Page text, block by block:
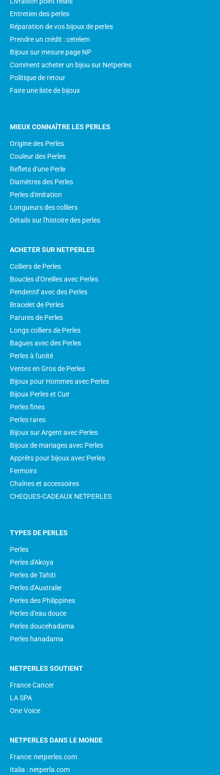
Entretien des perles
Réparation de vos bijoux de perles
Prendre un crédit : cetelem
Bijoux sur mesure page NP
Comment acheter un bijou sur Netperles
Politique de retour
Faire une liste de bijoux
MIEUX CONNAÎTRE LES PERLES
Origine des Perles
Couleur des Perles
Reflets d'une Perle
Diamètres des Perles
Perles d'imitation
Longueurs des colliers
Détails sur l'histoire des perles
ACHETER SUR NETPERLES
Colliers de Perles
Boucles d'Oreilles avec Perles
Pendentif avec des Perles
Bracelet de Perles
Parures de Perles
Longs colliers de Perles
Bagues avec des Perles
Perles à l'unité
Ventes en Gros de Perles
Bijoux pour Hommes avec Perles
Bijoux Perles et Cuir
Perles fines
Perles rares
Bijoux sur Argent avec Perles
Bijoux de mariages avec Perles
Apprêts pour bijoux avec Perles
Fermoirs
Chaînes et accessoires
CHEQUES-CADEAUX NETPERLES
TYPES DE PERLES
Perles
Perles d'Akoya
Perles de Tahiti
Perles d'Australie
Perles des Philippines
Perles d'eau douce
Perles doucehadama
Perles hanadama
NETPERLES SOUTIENT
France Cancer
LA SPA
One Voice
NETPERLES DANS LE MONDE
France: netperles.com
Italia : netperla.com